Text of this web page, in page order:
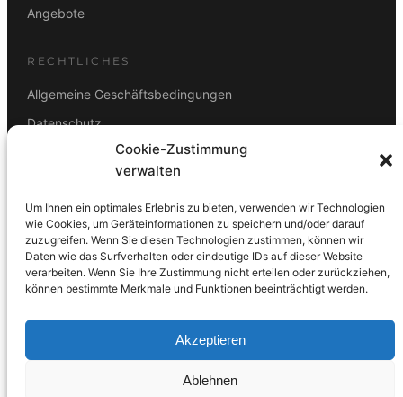
Cookie-Zustimmung
verwalten
Um Ihnen ein optimales Erlebnis zu bieten, verwenden wir Technologien
wie Cookies, um Geräteinformationen zu speichern und/oder darauf
zuzugreifen. Wenn Sie diesen Technologien zustimmen, können wir
Daten wie das Surfverhalten oder eindeutige IDs auf dieser Website
verarbeiten. Wenn Sie Ihre Zustimmung nicht erteilen oder zurückziehen,
können bestimmte Merkmale und Funktionen beeinträchtigt werden.
Akzeptieren
Ablehnen
Angebote
RECHTLICHES
Allgemeine Geschäftsbedingungen
Datenschutz
Rücktrittsbelehrung
ZAHLUNGSARTEN
Vorkasse Visa Mastercard Link PayPal
G-Pay
Apple Pay
Klarna
© 2026 DS Lampen GmbH. Alle Rechte vorbehalten.